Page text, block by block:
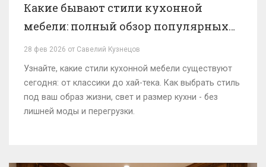
Какие бывают стили кухонной
мебели: полный обзор популярных
направлений
28 фев 2026 от Савелий Кузнецов
Узнайте, какие стили кухонной мебели существуют
сегодня: от классики до хай-тека. Как выбрать стиль
под ваш образ жизни, свет и размер кухни - без
лишней моды и перегрузки.